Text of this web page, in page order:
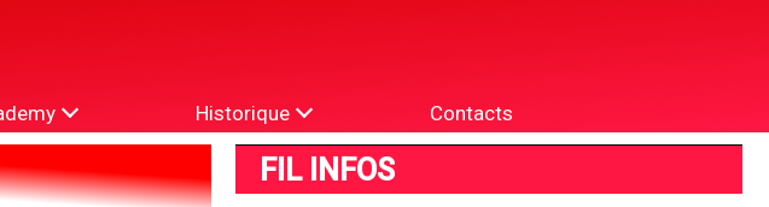
Historique Contacts
FIL INFOS